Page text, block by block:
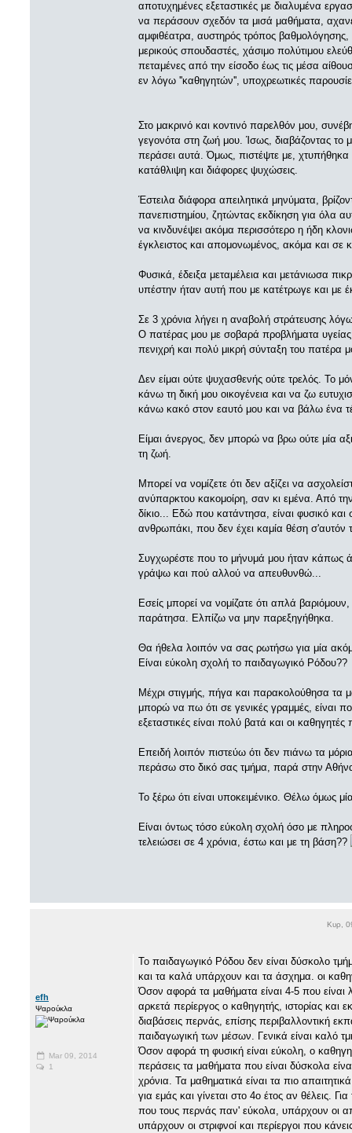
αποτυχημένες εξεταστικές με διαλυμένα
να περάσουν σχεδόν τα μισά μαθήματα,
αμφιθέατρα, αυστηρός τρόπος
μερικούς σπουδαστές, χάσιμο πολύτιμου
πεταμένες από την είσοδο έως τις μέσα
εν λόγω ''καθηγητών'', υποχρεωτικές
Στο μακρινό και κοντινό παρελθόν μου,
γεγονότα στη ζωή μου. Ίσως, διαβάζοντας το
περάσει αυτά. Όμως, πιστέψτε με,
κατάθλιψη και διάφορες ψυχώσεις.
Έστειλα διάφορα απειλητικά μηνύματα,
πανεπιστημίου, ζητώντας εκδίκηση για όλα
να κινδυνέψει ακόμα περισσότερο η ήδη
έγκλειστος και απομονωμένος, ακόμα και σε
Φυσικά, έδειξα μεταμέλεια και μετάνιωσα
υπέστην ήταν αυτή που με κατέτρωγε και
Σε 3 χρόνια λήγει η αναβολή στράτευσης
Ο πατέρας μου με σοβαρά προβλήματα υγείας
πενιχρή και πολύ μικρή σύνταξη του πατέρα
Δεν είμαι ούτε ψυχασθενής ούτε τρελός. Το
κάνω τη δική μου οικογένεια και να ζω
κάνω κακό στον εαυτό μου και να βάλω ένα
Είμαι άνεργος, δεν μπορώ να βρω ούτε μία
τη ζωή.
Μπορεί να νομίζετε ότι δεν αξίζει να
ανύπαρκτου κακομοίρη, σαν κι εμένα. Από
δίκιο... Εδώ που κατάντησα, είναι φυσικό
ανθρωπάκι, που δεν έχει καμία θέση σ'αυτόν
Συγχωρέστε που το μήνυμά μου ήταν κάπως
γράψω και πού αλλού να απευθυνθώ...
Εσείς μπορεί να νομίζατε ότι απλά
παράτησα. Ελπίζω να μην παρεξηγήθηκα.
Θα ήθελα λοιπόν να σας ρωτήσω για μία
Είναι εύκολη σχολή το παιδαγωγικό Ρόδου??
Μέχρι στιγμής, πήγα και παρακολούθησα τα
μπορώ να πω ότι σε γενικές γραμμές, είναι
εξεταστικές είναι πολύ βατά και οι
Επειδή λοιπόν πιστεύω ότι δεν πιάνω τα
περάσω στο δικό σας τμήμα, παρά στην
Το ξέρω ότι είναι υποκειμένικο. Θέλω όμως
Είναι όντως τόσο εύκολη σχολή όσο με
τελειώσει σε 4 χρόνια, έστω και με τη βάση??
Κυρ,
efh
Ψαρούκλα
Mar 09, 2014
1
Το παιδαγωγικό Ρόδου δεν είναι δύσκολο
και τα καλά υπάρχουν και τα άσχημα. οι
Όσον αφορά τα μαθήματα είναι 4-5 που είναι
αρκετά περίεργος ο καθηγητής, ιστορίας και
διαβάσεις περνάς, επίσης περιβαλλοντική
παιδαγωγική των μέσων. Γενικά είναι καλό
Όσον αφορά τη φυσική είναι εύκολη, ο
περάσεις τα μαθήματα που είναι δύσκολα
χρόνια. Τα μαθηματικά είναι τα πιο
για εμάς και γίνεται στο 4ο έτος αν θέλεις.
που τους περνάς παν' εύκολα, υπάρχουν οι
υπάρχουν οι στριφνοί και περίεργοι που